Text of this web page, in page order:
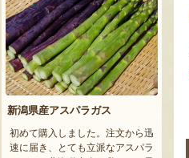
新潟県産アスパラガス
初めて購入しました。注文から迅
速に届き、とても立派なアスパラ